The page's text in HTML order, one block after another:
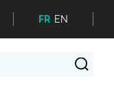
FR EN